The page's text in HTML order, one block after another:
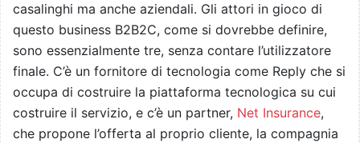
casalinghi ma anche aziendali. Gli attori in gioco di
questo business B2B2C, come si dovrebbe definire,
sono essenzialmente tre, senza contare l’utilizzatore
finale. C’è un fornitore di tecnologia come Reply che si
occupa di costruire la piattaforma tecnologica su cui
costruire il servizio, e c’è un partner, Net Insurance,
che propone l’offerta al proprio cliente, la compagnia